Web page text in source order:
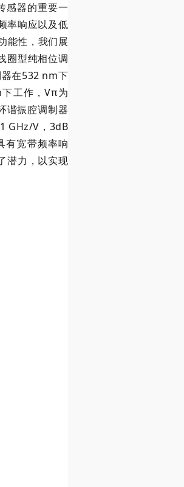
感器的重要一
率响应以及低
能性，我们展
圈型纯相位调
在532 nm下
工作，Vπ为
谐振腔调制器
GHz/V，3dB
有宽带频率响
潜力，以实现